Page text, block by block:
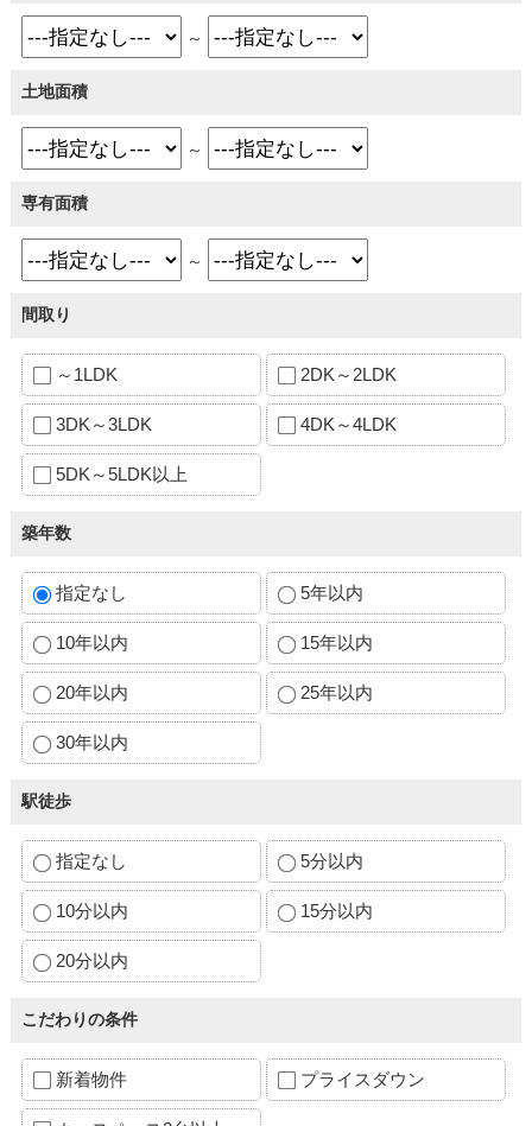
～
土地面積
～
専有面積
～
間取り
～1LDK 2DK～2LDK
3DK～3LDK 4DK～4LDK
5DK～5LDK以上
築年数
指定なし 5年以内
10年以内 15年以内
20年以内 25年以内
30年以内
駅徒歩
指定なし 5分以内
10分以内 15分以内
20分以内
こだわりの条件
新着物件 プライスダウン